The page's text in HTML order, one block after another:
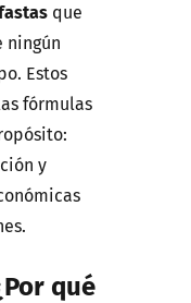
que
ningún
Estos
fórmulas
y
qué